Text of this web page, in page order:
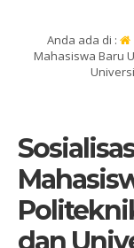
Anda ada di :
Mahasiswa Baru
dan